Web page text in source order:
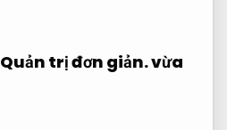
Quản trị đơn giản.vừa